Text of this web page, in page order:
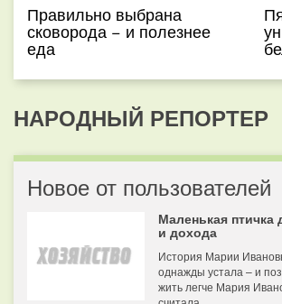
Правильно выбрана
сковорода − и полезнее
еда
НАРОДНЫЙ РЕПОРТЕР
Новое от пользователей
Маленькая птичка
и дохода
История Марии
однажды устала – и
жить легче Мария